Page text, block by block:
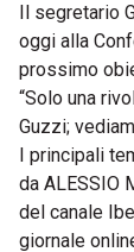
Il segretario
oggi alla
prossimo
“Solo una
Guzzi;
I principali
da ALESSIO
del canale
giornale